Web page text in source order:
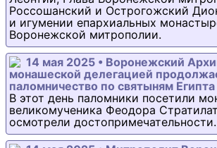
Россошанский и Острогожский
и игумении епархиальных
Воронежской митрополии.
14 мая 2025 • Воронежский
монашеской делегацией
паломничество по святыням Египта
В этот день паломники посетили
великомученика Феодора
осмотрели достопримечательности.